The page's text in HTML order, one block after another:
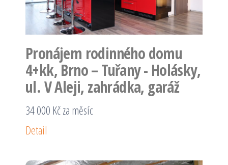
Pronájem rodinného domu
4+kk, Brno – Tuřany - Holásky,
ul. V Aleji, zahrádka, garáž
34 000 Kč za měsíc
Detail